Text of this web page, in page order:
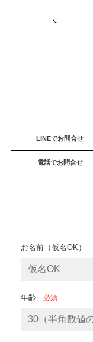
LINEでお問合せ
電話でお問合せ
お名前（仮名OK）
年齢 必須